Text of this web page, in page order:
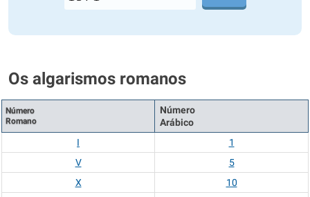
Os algarismos romanos
Número
Romano
Número
Arábico
I
1
V
5
X
10